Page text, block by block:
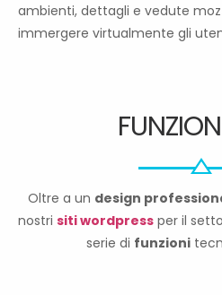
ambienti, dettagli e vedute
immergere virtualmente gli
Oltre a un design
nostri siti wordpress per il
serie di funzioni